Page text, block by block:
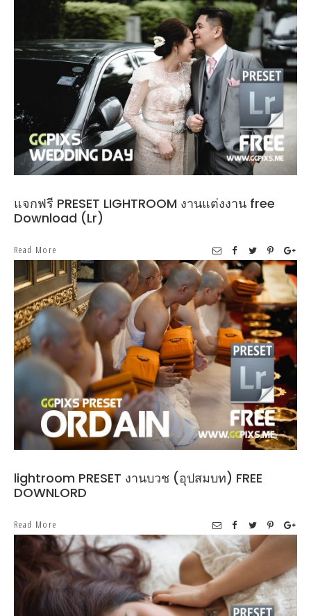
แจกฟรี PRESET LIGHTROOM งานแต่งงาน free
Download (Lr)
Read More
lightroom PRESET งานบวช (อุปสมบท) FREE
DOWNLORD
Read More